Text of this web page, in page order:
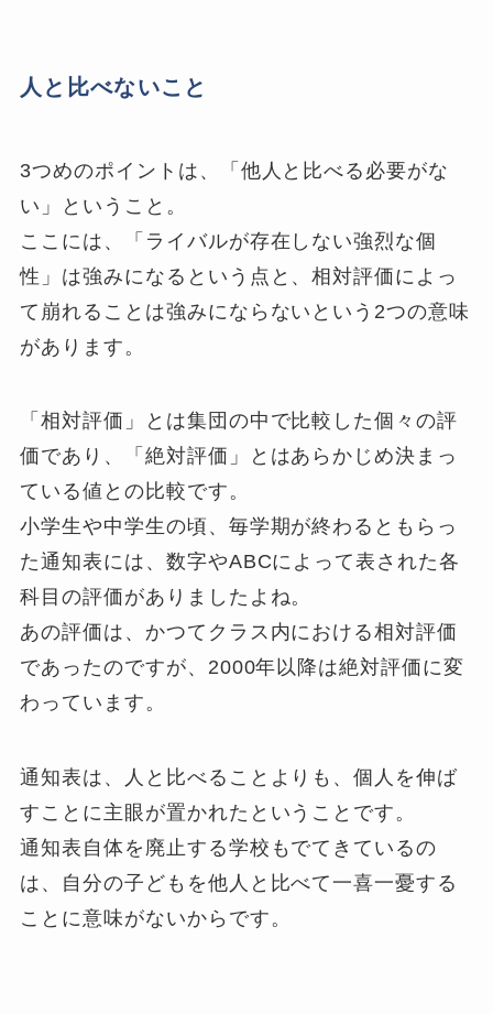
人と比べないこと
3つめのポイントは、「他人と比べる必要がな
い」ということ。
ここには、「ライバルが存在しない強烈な個
性」は強みになるという点と、相対評価によっ
て崩れることは強みにならないという2つの意味
があります。
「相対評価」とは集団の中で比較した個々の評
価であり、「絶対評価」とはあらかじめ決まっ
ている値との比較です。
小学生や中学生の頃、毎学期が終わるともらっ
た通知表には、数字やABCによって表された各
科目の評価がありましたよね。
あの評価は、かつてクラス内における相対評価
であったのですが、2000年以降は絶対評価に変
わっています。
通知表は、人と比べることよりも、個人を伸ば
すことに主眼が置かれたということです。
通知表自体を廃止する学校もでてきているの
は、自分の子どもを他人と比べて一喜一憂する
ことに意味がないからです。